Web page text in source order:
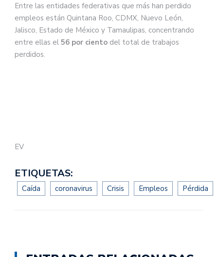
Entre las entidades federativas que más han perdido
empleos están Quintana Roo, CDMX, Nuevo León,
Jalisco, Estado de México y Tamaulipas, concentrando
entre ellas el 56 por ciento del total de trabajos
perdidos.
EV
ETIQUETAS:
Caída coronavirus Crisis Empleos Pérdida